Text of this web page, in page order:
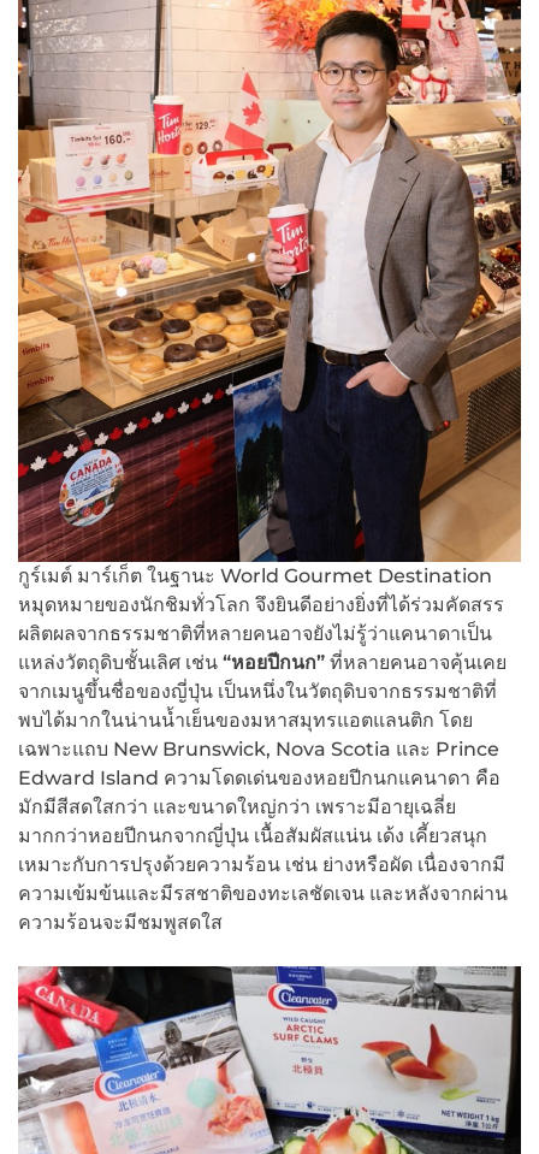
กูร์เมต์ มาร์เก็ต ในฐานะ World Gourmet Destination
หมุดหมายของนักชิมทั่วโลก จึงยินดีอย่างยิ่งที่ได้ร่วมคัดสรร
ผลิตผลจากธรรมชาติที่หลายคนอาจยังไม่รู้ว่าแคนาดาเป็น
แหล่งวัตถุดิบชั้นเลิศ เช่น “หอยปีกนก” ที่หลายคนอาจคุ้นเคย
จากเมนูขึ้นชื่อของญี่ปุ่น เป็นหนึ่งในวัตถุดิบจากธรรมชาติที่
พบได้มากในน่านน้ำเย็นของมหาสมุทรแอตแลนติก โดย
เฉพาะแถบ New Brunswick, Nova Scotia และ Prince
Edward Island ความโดดเด่นของหอยปีกนกแคนาดา คือ
มักมีสีสดใสกว่า และขนาดใหญ่กว่า เพราะมีอายุเฉลี่ย
มากกว่าหอยปีกนกจากญี่ปุ่น เนื้อสัมผัสแน่น เด้ง เคี้ยวสนุก
เหมาะกับการปรุงด้วยความร้อน เช่น ย่างหรือผัด เนื่องจากมี
ความเข้มข้นและมีรสชาติของทะเลชัดเจน และหลังจากผ่าน
ความร้อนจะมีชมพูสดใส